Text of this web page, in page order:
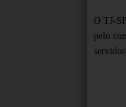
O TJ-
pelo